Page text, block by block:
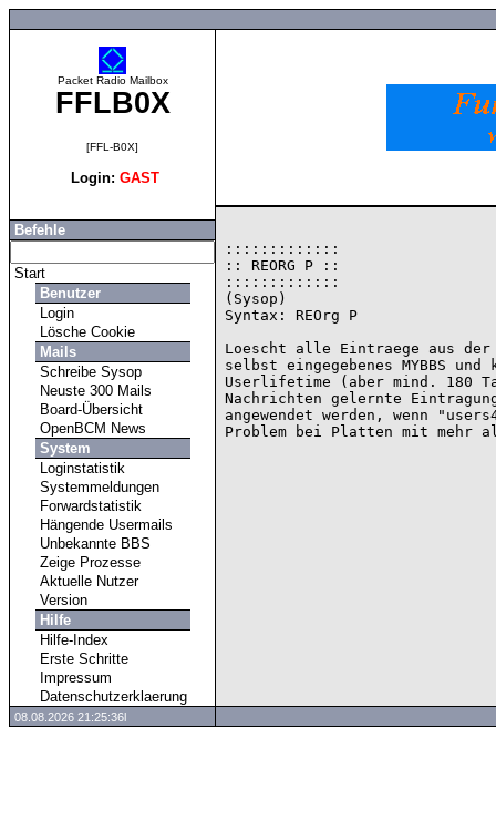
Packet Radio Mailbox
FFLB0X
[FFL-B0X]
Login: GAST
Befehle
Start
Benutzer
Login
Lösche Cookie
Mails
Schreibe Sysop
Neuste 300 Mails
Board-Übersicht
OpenBCM News
System
Loginstatistik
Systemmeldungen
Forwardstatistik
Hängende Usermails
Unbekannte BBS
Zeige Prozesse
Aktuelle Nutzer
Version
Hilfe
Hilfe-Index
Erste Schritte
Impressum
Datenschutzerklaerung
:::::::::::::
:: REORG P ::
:::::::::::::
(Sysop)
Syntax: REOrg P
Loescht alle Eintraege aus der
selbst eingegebenes MYBBS
Userlifetime (aber mind. 180
Nachrichten gelernte
angewendet werden, wenn
08.08.2026 21:25:36l